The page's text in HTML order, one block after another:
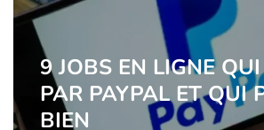
9 JOBS EN LIGNE
PAR PAYPAL ET QUI
BIEN